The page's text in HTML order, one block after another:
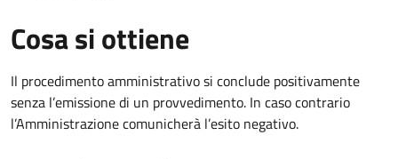
Cosa si ottiene
Il procedimento amministrativo si conclude positivamente
senza l’emissione di un provvedimento. In caso contrario
l’Amministrazione comunicherà l’esito negativo.